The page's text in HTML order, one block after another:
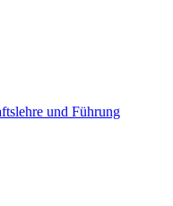
und Führung